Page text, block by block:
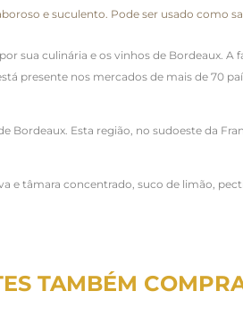
e suculento. Pode ser usado como
sua culinária e os vinhos de Bordeaux.
presente nos mercados de mais de 70
Bordeaux. Esta região, no sudoeste da
e tâmara concentrado, suco de limão,
TAMBÉM